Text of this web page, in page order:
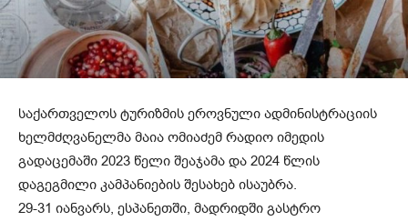
საქართველოს ტურიზმის ეროვნული ადმინისტრაციის
ხელმძღვანელმა მაია ომიაძემ რადიო იმედის
გადაცემაში 2023 წელი შეაჯამა და 2024 წლის
დაგეგმილი კამპანიების შესახებ ისაუბრა.
29-31 იანვარს, ესპანეთში, მადრიდში გასტრო